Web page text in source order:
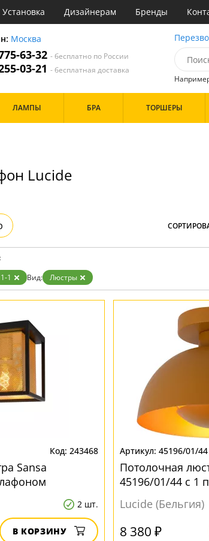
Установка Дизайнерам Бренды
Москва
63-32- бесплатно по России
03-21- бесплатная доставка
Дизайн/Форма
ЛАМПЫ БРА ТОРШЕРЫ
Lucide
1-1 Вид: Люстры
243468
Sansa
2 шт.
В КОРЗИНУ
45196/01/44
Потолочная
45196/01/44 с 1
Lucide (Бельгия)
8 380 ₽